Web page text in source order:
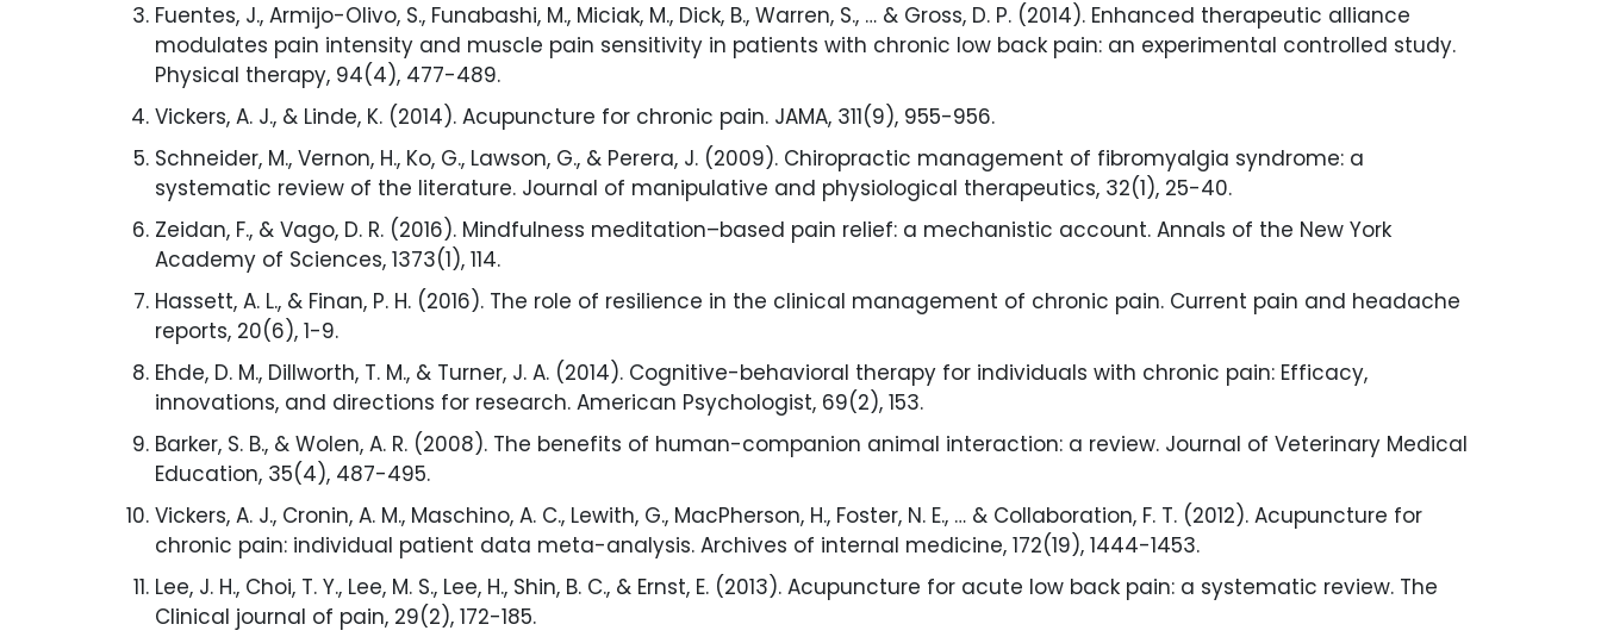
Fuentes, J., Armijo-Olivo, S., Funabashi, M., Miciak, M., Dick, B., Warren, S., … & Gross, D. P. (2014). Enhanced therapeutic alliance
modulates pain intensity and muscle pain sensitivity in patients with chronic low back pain: an experimental controlled study.
Physical therapy, 94(4), 477-489.
Vickers, A. J., & Linde, K. (2014). Acupuncture for chronic pain. JAMA, 311(9), 955-956.
Schneider, M., Vernon, H., Ko, G., Lawson, G., & Perera, J. (2009). Chiropractic management of fibromyalgia syndrome: a
systematic review of the literature. Journal of manipulative and physiological therapeutics, 32(1), 25-40.
Zeidan, F., & Vago, D. R. (2016). Mindfulness meditation–based pain relief: a mechanistic account. Annals of the New York
Academy of Sciences, 1373(1), 114.
Hassett, A. L., & Finan, P. H. (2016). The role of resilience in the clinical management of chronic pain. Current pain and headache
reports, 20(6), 1-9.
Ehde, D. M., Dillworth, T. M., & Turner, J. A. (2014). Cognitive-behavioral therapy for individuals with chronic pain: Efficacy,
innovations, and directions for research. American Psychologist, 69(2), 153.
Barker, S. B., & Wolen, A. R. (2008). The benefits of human-companion animal interaction: a review. Journal of Veterinary Medical
Education, 35(4), 487-495.
Vickers, A. J., Cronin, A. M., Maschino, A. C., Lewith, G., MacPherson, H., Foster, N. E., … & Collaboration, F. T. (2012). Acupuncture for
chronic pain: individual patient data meta-analysis. Archives of internal medicine, 172(19), 1444-1453.
Lee, J. H., Choi, T. Y., Lee, M. S., Lee, H., Shin, B. C., & Ernst, E. (2013). Acupuncture for acute low back pain: a systematic review. The
Clinical journal of pain, 29(2), 172-185.